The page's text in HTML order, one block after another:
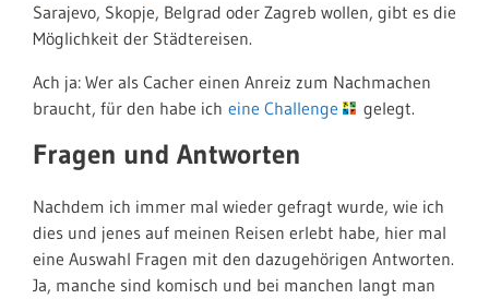
Sarajevo, Skopje, Belgrad oder Zagreb wollen, gibt es die
Möglichkeit der Städtereisen.
Ach ja: Wer als Cacher einen Anreiz zum Nachmachen
braucht, für den habe ich eine Challenge gelegt.
Fragen und Antworten
Nachdem ich immer mal wieder gefragt wurde, wie ich
dies und jenes auf meinen Reisen erlebt habe, hier mal
eine Auswahl Fragen mit den dazugehörigen Antworten.
Ja, manche sind komisch und bei manchen langt man